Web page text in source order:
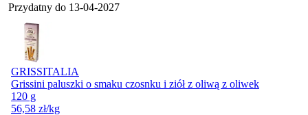
Przydatny do 13-04-2027
GRISSITALIA
Grissini paluszki o smaku czosnku i ziół z oliwą z oliwek
120 g
56,58 zł/kg